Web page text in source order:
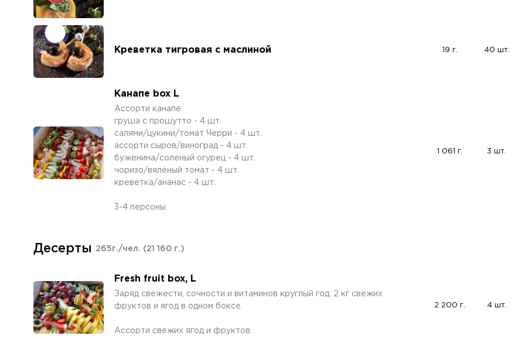
Креветка тигровая с маслиной 19 г. 40 шт.
Канапе box L
Ассорти канапе:
груша с прошутто - 4 шт.
салями/цукини/томат Черри - 4 шт.
ассорти сыров/виноград - 4 шт.
буженина/соленый огурец - 4 шт.
чоризо/вяленый томат - 4 шт.
креветка/ананас - 4 шт.
3-4 персоны
1 061 г. 3 шт.
Десерты 265г./чел. (21 160 г.)
Fresh fruit box, L
Заряд свежести, сочности и витаминов круглый год. 2 кг свежих
фруктов и ягод в одном боксе.
Ассорти свежих ягод и фруктов.
2 200 г. 4 шт.